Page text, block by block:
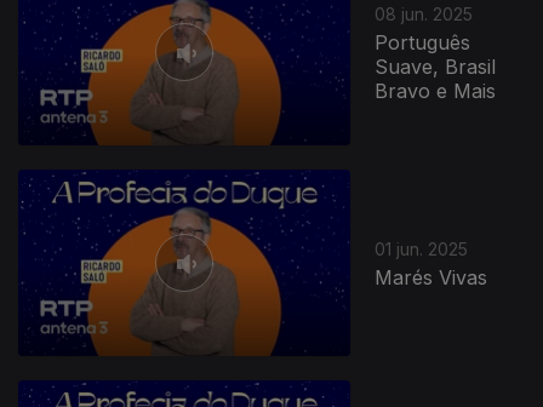
08 jun. 2025
Português
Suave, Brasil
Bravo e Mais
01 jun. 2025
Marés Vivas